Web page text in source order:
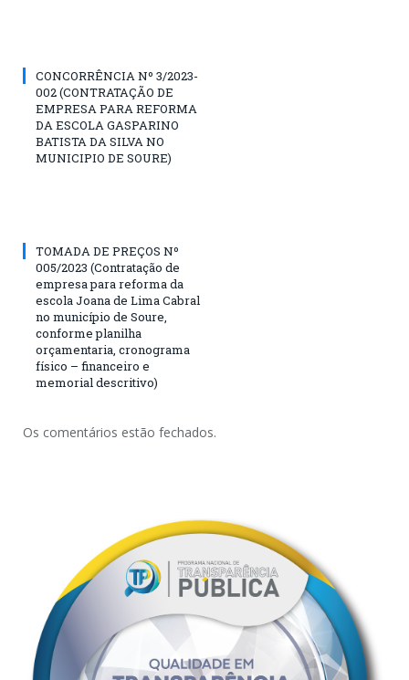
CONCORRÊNCIA Nº 3/2023-
002 (CONTRATAÇÃO DE
EMPRESA PARA REFORMA
DA ESCOLA GASPARINO
BATISTA DA SILVA NO
MUNICIPIO DE SOURE)
TOMADA DE PREÇOS Nº
005/2023 (Contratação de
empresa para reforma da
escola Joana de Lima Cabral
no município de Soure,
conforme planilha
orçamentaria, cronograma
físico – financeiro e
memorial descritivo)
Os comentários estão fechados.